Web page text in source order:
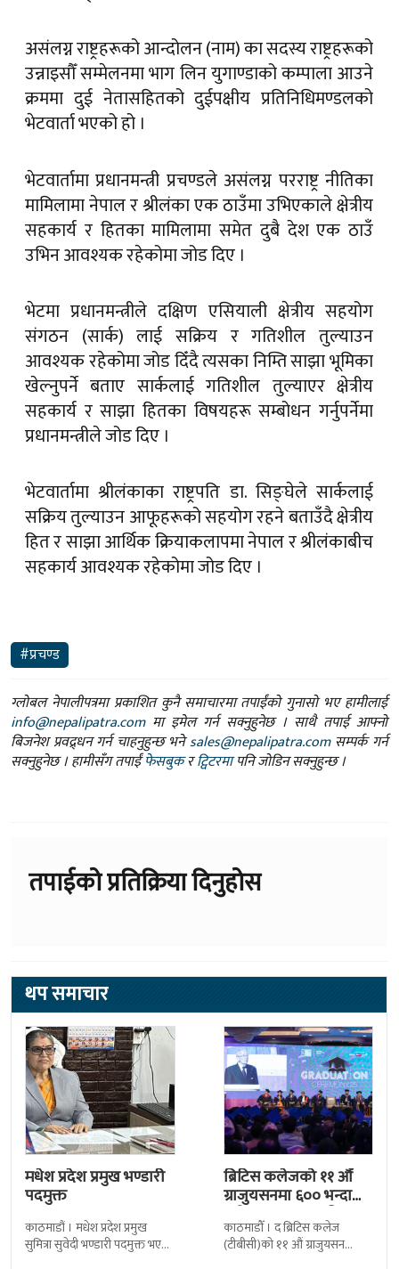
असंलग्न राष्ट्रहरूको आन्दोलन (नाम) का सदस्य राष्ट्रहरूको
उन्नाइसौँ सम्मेलनमा भाग लिन युगाण्डाको कम्पाला आउने
क्रममा दुई नेतासहितको दुईपक्षीय प्रतिनिधिमण्डलको
भेटवार्ता भएको हो ।
भेटवार्तामा प्रधानमन्त्री प्रचण्डले असंलग्न परराष्ट्र नीतिका
मामिलामा नेपाल र श्रीलंका एक ठाउँमा उभिएकाले क्षेत्रीय
सहकार्य र हितका मामिलामा समेत दुबै देश एक ठाउँ
उभिन आवश्यक रहेकोमा जोड दिए ।
भेटमा प्रधानमन्त्रीले दक्षिण एसियाली क्षेत्रीय सहयोग
संगठन (सार्क) लाई सक्रिय र गतिशील तुल्याउन
आवश्यक रहेकोमा जोड दिँदै त्यसका निम्ति साझा भूमिका
खेल्नुपर्ने बताए सार्कलाई गतिशील तुल्याएर क्षेत्रीय
सहकार्य र साझा हितका विषयहरू सम्बोधन गर्नुपर्नेमा
प्रधानमन्त्रीले जोड दिए ।
भेटवार्तामा श्रीलंकाका राष्ट्रपति डा. सिङ्घेले सार्कलाई
सक्रिय तुल्याउन आफूहरूको सहयोग रहने बताउँदै क्षेत्रीय
हित र साझा आर्थिक क्रियाकलापमा नेपाल र श्रीलंकाबीच
सहकार्य आवश्यक रहेकोमा जोड दिए ।
#प्रचण्ड
ग्लोबल नेपालीपत्रमा प्रकाशित कुनै समाचारमा तपाईंको गुनासो भए हामीलाई
info@nepalipatra.comमा इमेल गर्न सक्नुहुनेछ । साथै तपाई आफ्नो
बिजनेश प्रवद्र्धन गर्न चाहनुहुन्छ भनेsales@nepalipatra.comसम्पर्क गर्न
सक्नुहुनेछ । हामीसँग तपाईंफेसबुकरट्विटरमापनि जोडिन सक्नुहुन्छ ।
तपाईको प्रतिक्रिया दिनुहोस
थप समाचार
मधेश प्रदेश प्रमुख भण्डारी
पदमुक्त
काठमाडौं । मधेश प्रदेश प्रमुख
सुमित्रा सुवेदी भण्डारी पदमुक्त भएकी
ब्रिटिस कलेजको ११ औँ
ग्राजुयसनमा ६०० भन्दा
बढी ग्राजुयट सम्मानित
काठमाडौँ । द ब्रिटिस कलेज
(टीबीसी)को ११ औं ग्राजुयसन